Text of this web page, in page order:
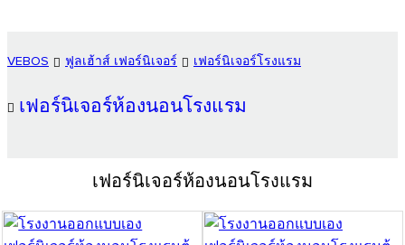
VEBOS ฟูลเฮ้าส์ เฟอร์นิเจอร์ เฟอร์นิเจอร์โรงแรม
เฟอร์นิเจอร์ห้องนอนโรงแรม
เฟอร์นิเจอร์ห้องนอนโรงแรม